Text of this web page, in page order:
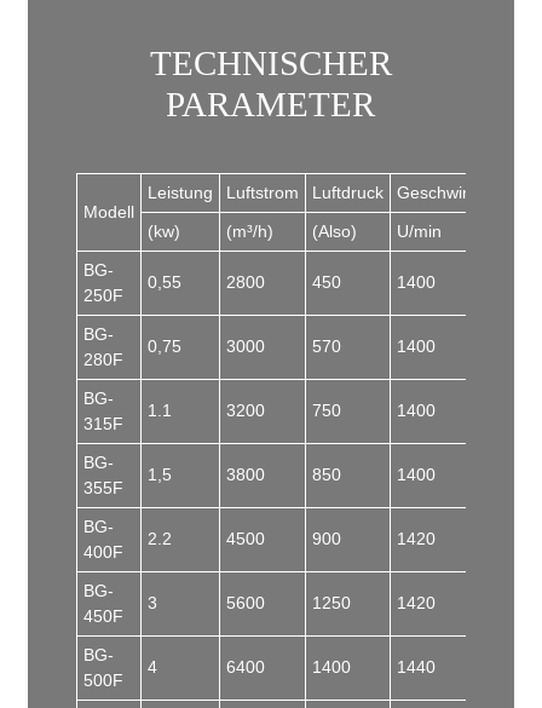
TECHNISCHER
PARAMETER
Modell
Leistung Luftstrom Luftdruck Geschwindigkeit
(kw)
(m³/h) (Also) U/min
BG-
250F
0,55 2800 450 1400
BG-
280F
0,75 3000 570 1400
BG-
315F
1.1 3200 750 1400
BG-
355F
1,5 3800 850 1400
BG-
400F
2.2 4500 900 1420
BG-
450F
3 5600 1250 1420
BG-
500F
4 6400 1400 1440